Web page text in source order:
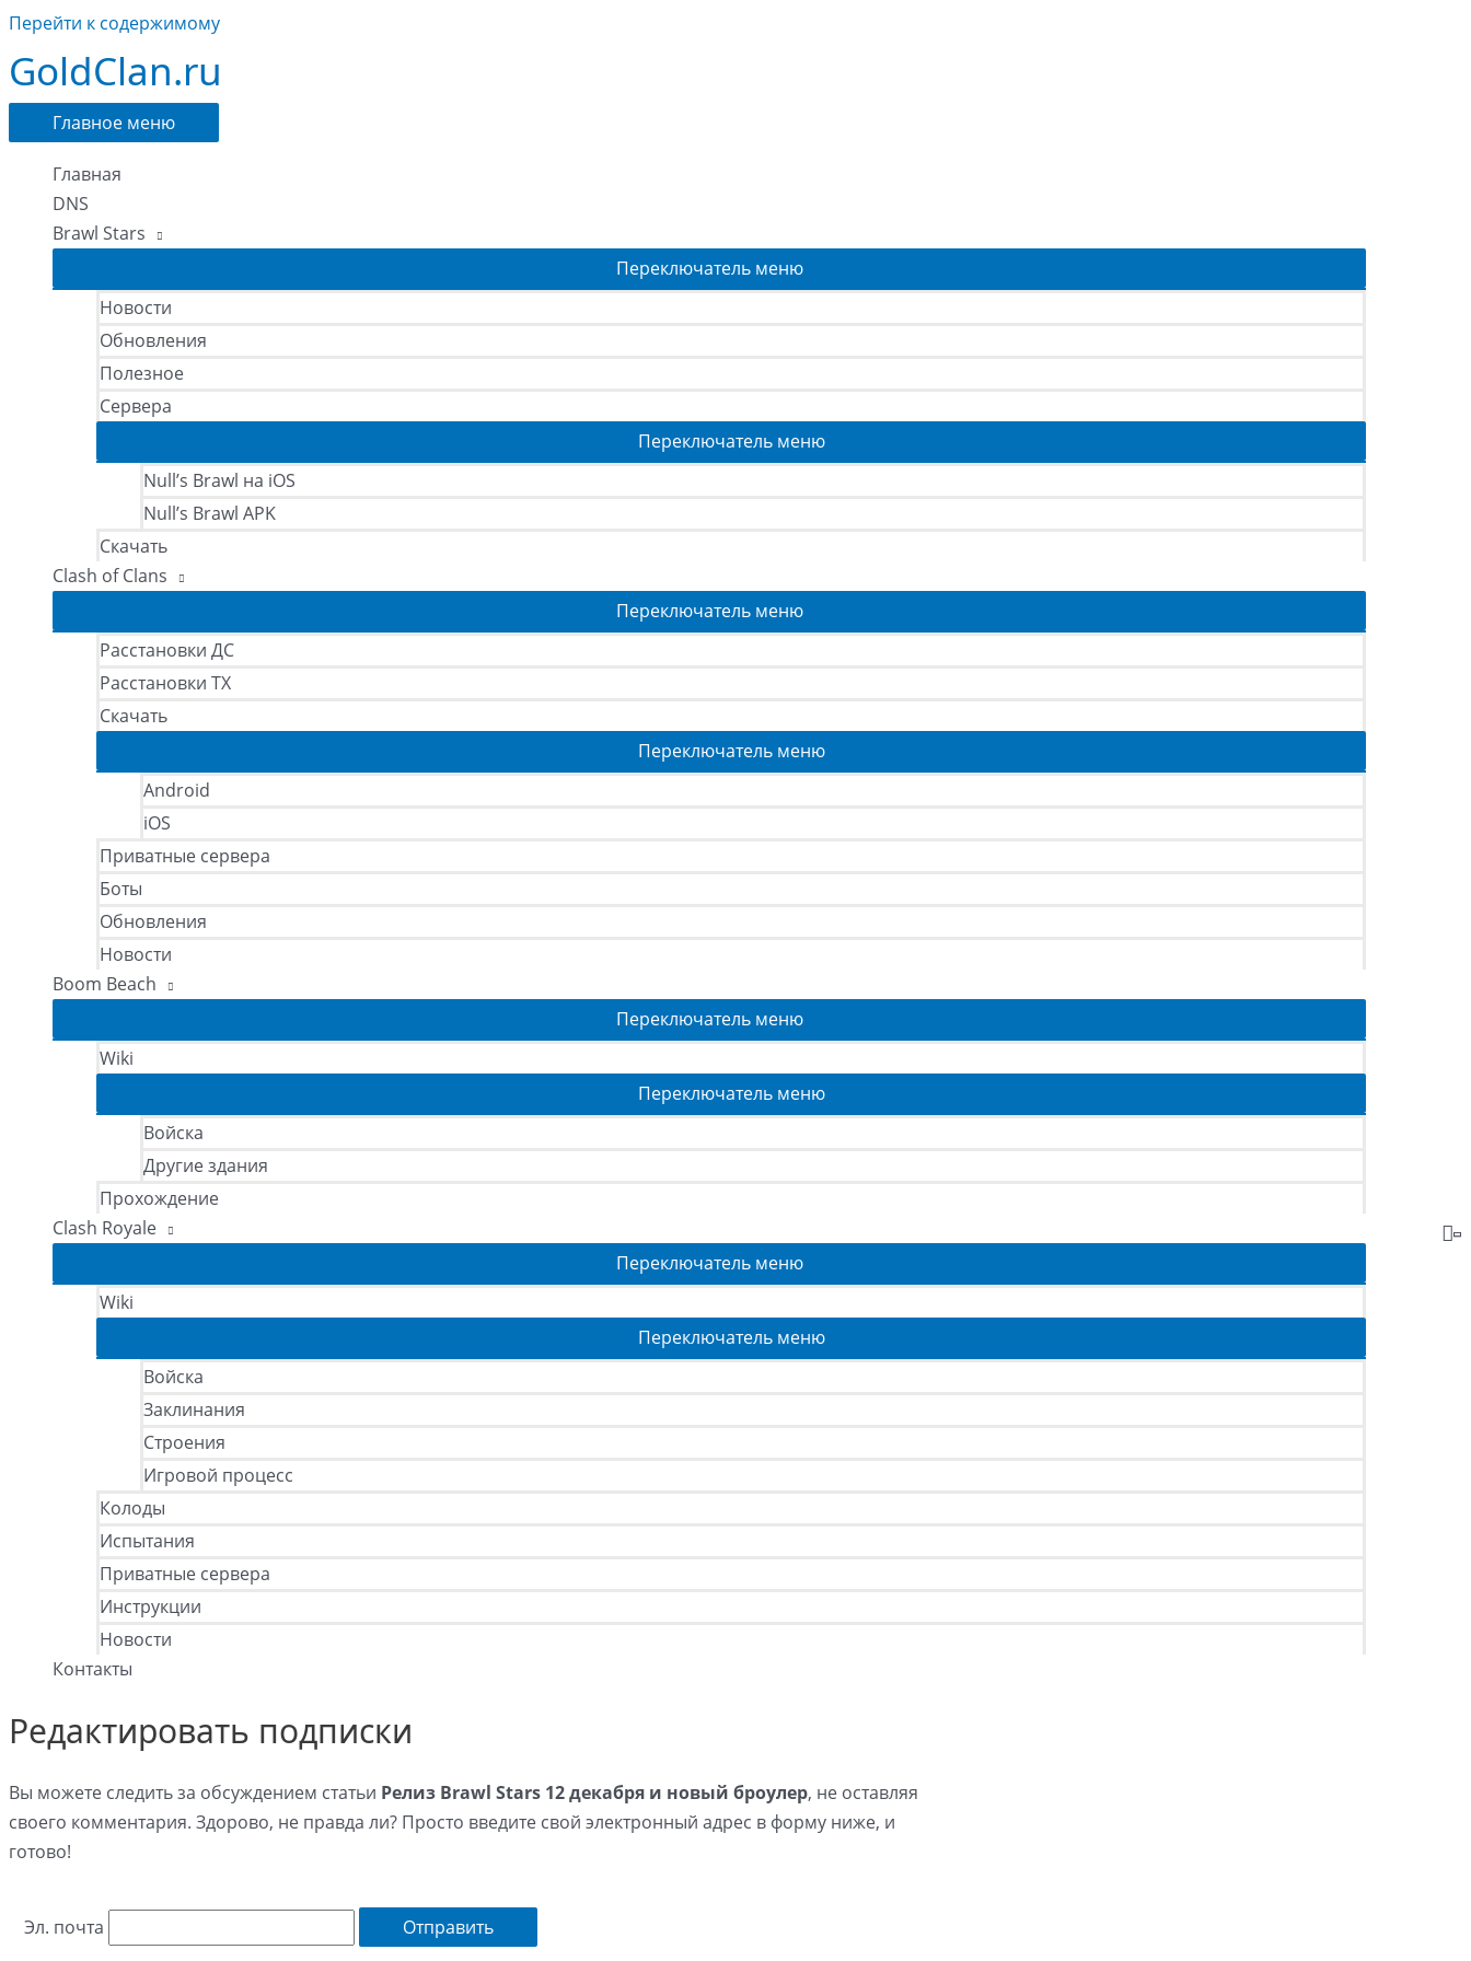
Перейти к содержимому
GoldClan.ru
Главное меню
Главная
DNS
Brawl Stars
Переключатель меню
Новости
Обновления
Полезное
Сервера
Переключатель меню
Null’s Brawl на iOS
Null’s Brawl APK
Скачать
Clash of Clans
Переключатель меню
Расстановки ДС
Расстановки ТХ
Скачать
Переключатель меню
Android
iOS
Приватные сервера
Боты
Обновления
Новости
Boom Beach
Переключатель меню
Wiki
Переключатель меню
Войска
Другие здания
Прохождение
Clash Royale
Переключатель меню
Wiki
Переключатель меню
Войска
Заклинания
Строения
Игровой процесс
Колоды
Испытания
Приватные сервера
Инструкции
Новости
Контакты
Редактировать подписки
Вы можете следить за обсуждением статьи Релиз Brawl Stars 12 декабря и новый броулер, не оставляя
своего комментария. Здорово, не правда ли? Просто введите свой электронный адрес в форму ниже, и
готово!
Эл. почта